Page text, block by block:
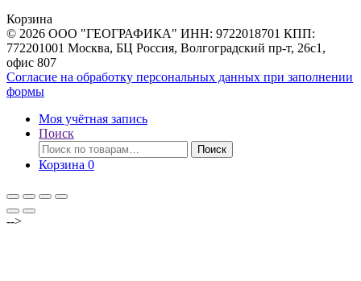
Корзина
© 2026 ООО "ГЕОГРАФИКА" ИНН: 9722018701 КПП:
772201001 Москва, БЦ Россия, Волгоградский пр-т, 26с1,
офис 807
Согласие на обработку персональных данных при заполнении
формы
Моя учётная запись
Поиск
Искать:
Поиск
Корзина 0
-->